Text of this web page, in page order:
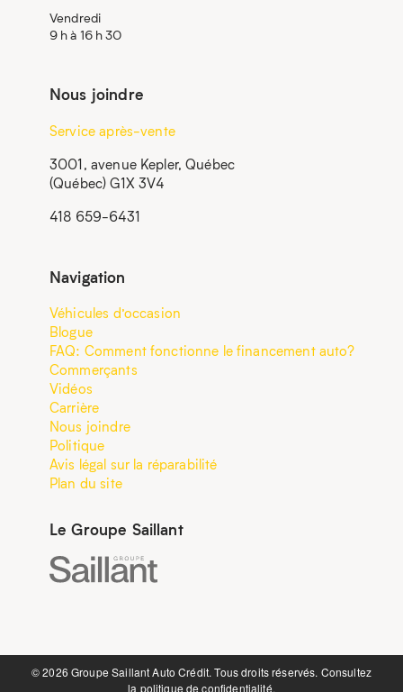
Vendredi
9 h à 16 h 30
Nous joindre
Service après-vente
3001, avenue Kepler, Québec
(Québec) G1X 3V4
418 659-6431
Navigation
Véhicules d’occasion
Blogue
FAQ: Comment fonctionne le financement auto?
Commerçants
Vidéos
Carrière
Nous joindre
Politique
Avis légal sur la réparabilité
Plan du site
Le Groupe Saillant
©️ 2026 Groupe Saillant Auto Crédit. Tous droits réservés. Consultez
la politique de confidentialité.